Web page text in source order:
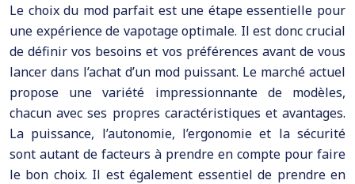
Le choix du mod parfait est une étape essentielle pour
une expérience de vapotage optimale. Il est donc crucial
de définir vos besoins et vos préférences avant de vous
lancer dans l’achat d’un mod puissant. Le marché actuel
propose une variété impressionnante de modèles,
chacun avec ses propres caractéristiques et avantages.
La puissance, l’autonomie, l’ergonomie et la sécurité
sont autant de facteurs à prendre en compte pour faire
le bon choix. Il est également essentiel de prendre en